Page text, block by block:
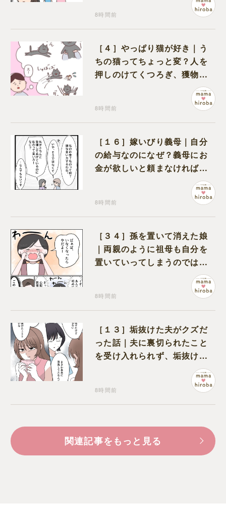
8時間前
［４］やっぱり猫が好き｜う
ちの猫ってちょっと変？人を
押しのけてくつろぎ、獲物に
も物怖じしない鋼のハート
8時間前
［１６］嫁いびり義母｜自分
の給与なのになぜ？義母にお
金が欲しいと頼まなければな
8時間前
［３４］孫を置いて消えた娘
｜両親のように祖母も自分を
置いていってしまうのでは？
と怯えて泣く孫に心が痛む
8時間前
［１３］垢抜けた夫がクズだ
った話｜夫に裏切られたこと
を受け入れられず、垢抜けた
ことが関係しているのかと嘆
8時間前
関連記事をもっと見る